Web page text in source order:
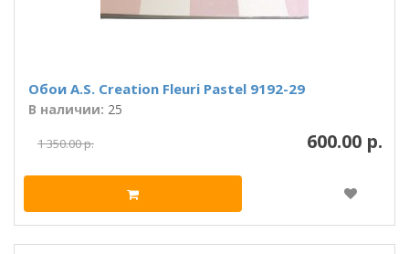
Обои A.S. Creation Fleuri Pastel 9192-29
В наличии: 25
600.00 р.
1 350.00 р.